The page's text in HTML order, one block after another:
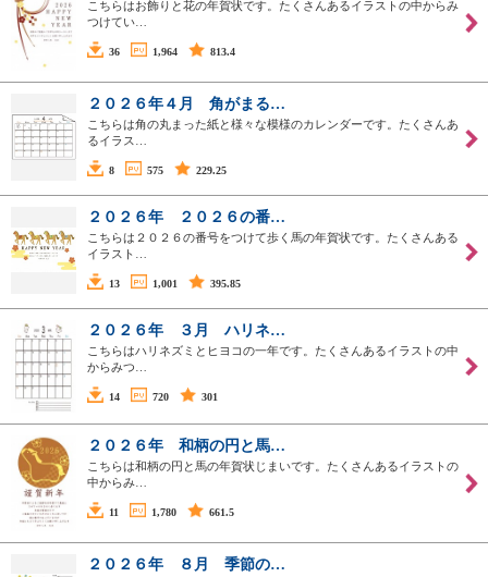
こちらはお飾りと花の年賀状です。たくさんあるイラストの中からみ
つけてい…
36 1,964 813.4
２０２６年４月 角がまる…
こちらは角の丸まった紙と様々な模様のカレンダーです。たくさんあ
るイラス…
8 575 229.25
２０２６年 ２０２６の番…
こちらは２０２６の番号をつけて歩く馬の年賀状です。たくさんある
イラスト…
13 1,001 395.85
２０２６年 ３月 ハリネ…
こちらはハリネズミとヒヨコの一年です。たくさんあるイラストの中
からみつ…
14 720 301
２０２６年 和柄の円と馬…
こちらは和柄の円と馬の年賀状じまいです。たくさんあるイラストの
中からみ…
11 1,780 661.5
２０２６年 ８月 季節の…